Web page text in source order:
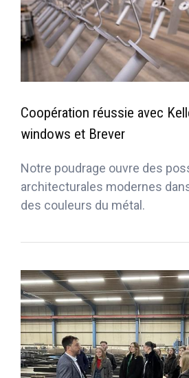
Coopération réussie avec
windows et Brever
Notre poudrage ouvre des
architecturales modernes
des couleurs du métal.